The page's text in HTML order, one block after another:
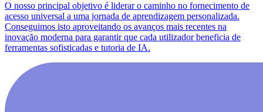
O nosso principal objetivo é liderar o caminho no fornecimento de
acesso universal a uma jornada de aprendizagem personalizada.
Conseguimos isto aproveitando os avanços mais recentes na
inovação moderna para garantir que cada utilizador beneficia de
ferramentas sofisticadas e tutoria de IA.